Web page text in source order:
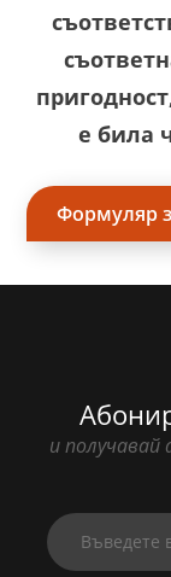
е била
Формуляр
и